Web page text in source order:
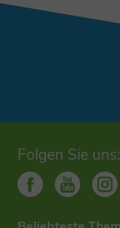
Folgen Sie uns: